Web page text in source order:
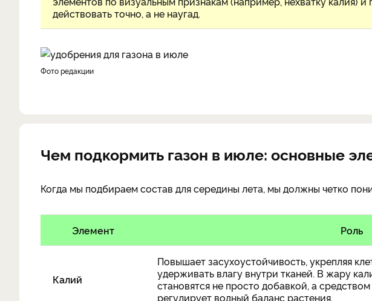
действовать точно, а не наугад.
фото редакции
Чем подкормить газон в июле: основные
Когда мы подбираем состав для середины лета, мы должны четко
Элемент Роль
Калий
Повышает засухоустойчивость, укрепляя
удерживать влагу внутри тканей. В жару
становятся не просто добавкой, а
регулирует водный баланс растения.